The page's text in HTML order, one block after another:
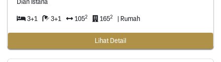
Dian Istana
3+1 3+1 1052 1652 | Rumah
Lihat Detail